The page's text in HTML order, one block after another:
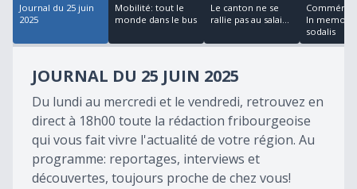
Journal du 25 juin
2025
Mobilité: tout le
monde dans le bus
Le canton ne se
rallie pas au salai...
In
sodalis
JOURNAL DU 25 JUIN 2025
Du lundi au mercredi et le vendredi, retrouvez en
direct à 18h00 toute la rédaction fribourgeoise
qui vous fait vivre l'actualité de votre région. Au
programme: reportages, interviews et
découvertes, toujours proche de chez vous!